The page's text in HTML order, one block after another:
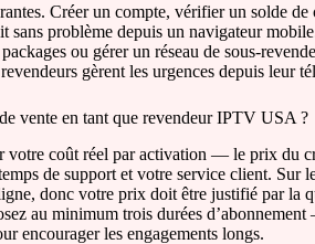
Créer un compte, vérifier un solde
sans problème depuis un navigateur
ou gérer un réseau de sous-
gèrent les urgences depuis leur
vente en tant que revendeur IPTV USA ?
votre coût réel par activation — le prix du
de support et votre service client. Sur
donc votre prix doit être justifié par la
au minimum trois durées
encourager les engagements longs.